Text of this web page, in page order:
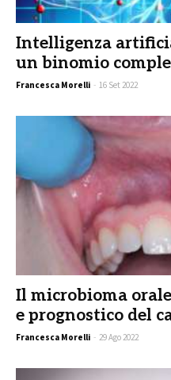
Intelligenza
un binomio
Francesca Morelli - 16 Set 2022
Il microbioma
e prognostico del
Francesca Morelli - 29 Ago 2022